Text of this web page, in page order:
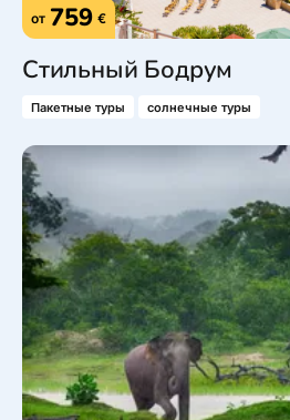
от 759 €
Стильный Бодрум
Пакетные туры солнечные туры